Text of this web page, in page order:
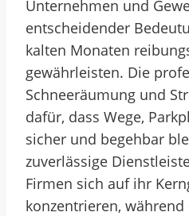
Unternehmen und
entscheidender
kalten Monaten
gewährleisten. Die
Schneeräumung und
dafür, dass Wege,
sicher und begehbar
zuverlässige
Firmen sich auf ihr
konzentrieren,